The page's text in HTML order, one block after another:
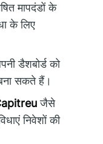
मापदंडों के
के लिए
डैशबोर्ड को
सकते हैं।
जैसे
निवेशों की